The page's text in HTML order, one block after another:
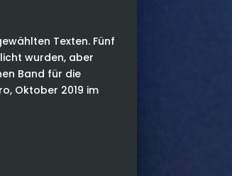
Texten. Fünf
wurden, aber
Band für die
Oktober 2019 im